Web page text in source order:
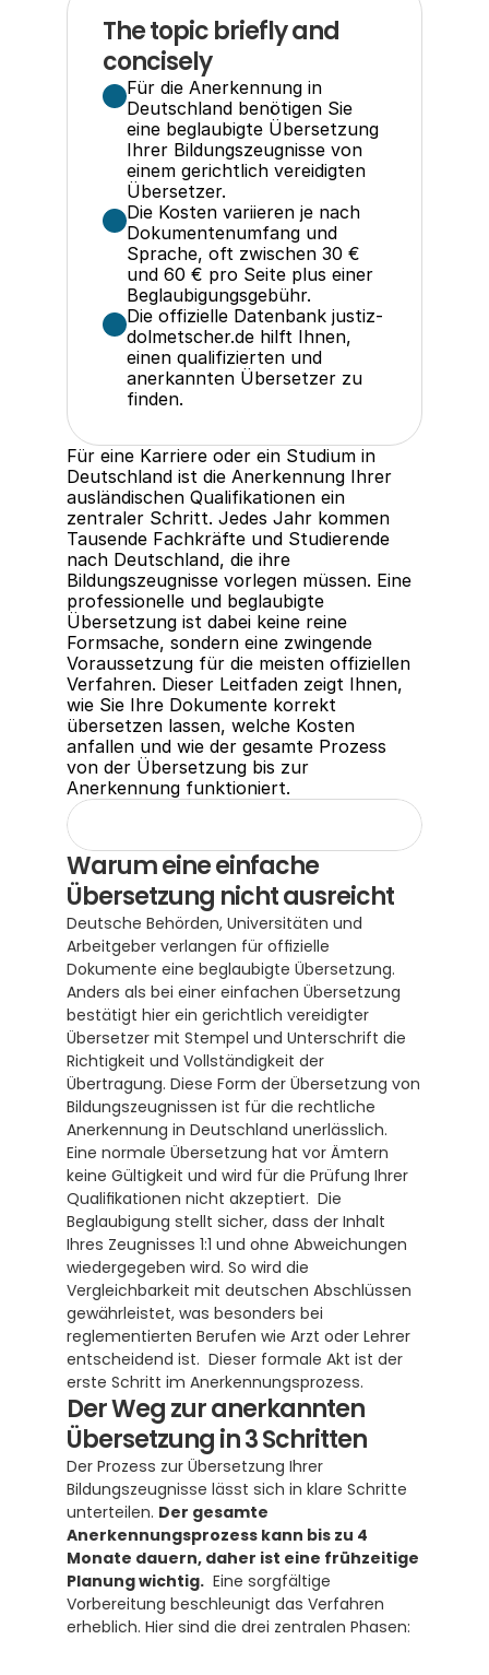
The topic briefly and
concisely
Für die Anerkennung in
Deutschland benötigen Sie
eine beglaubigte Übersetzung
Ihrer Bildungszeugnisse von
einem gerichtlich vereidigten
Übersetzer.
Die Kosten variieren je nach
Dokumentenumfang und
Sprache, oft zwischen 30 €
und 60 € pro Seite plus einer
Beglaubigungsgebühr.
Die offizielle Datenbank justiz-
dolmetscher.de hilft Ihnen,
einen qualifizierten und
anerkannten Übersetzer zu
finden.
Für eine Karriere oder ein Studium in
Deutschland ist die Anerkennung Ihrer
ausländischen Qualifikationen ein
zentraler Schritt. Jedes Jahr kommen
Tausende Fachkräfte und Studierende
nach Deutschland, die ihre
Bildungszeugnisse vorlegen müssen. Eine
professionelle und beglaubigte
Übersetzung ist dabei keine reine
Formsache, sondern eine zwingende
Voraussetzung für die meisten offiziellen
Verfahren. Dieser Leitfaden zeigt Ihnen,
wie Sie Ihre Dokumente korrekt
übersetzen lassen, welche Kosten
anfallen und wie der gesamte Prozess
von der Übersetzung bis zur
Anerkennung funktioniert.
Warum eine einfache
Übersetzung nicht ausreicht
Deutsche Behörden, Universitäten und
Arbeitgeber verlangen für offizielle
Dokumente eine beglaubigte Übersetzung.
Anders als bei einer einfachen Übersetzung
bestätigt hier ein gerichtlich vereidigter
Übersetzer mit Stempel und Unterschrift die
Richtigkeit und Vollständigkeit der
Übertragung. Diese Form der Übersetzung von
Bildungszeugnissen ist für die rechtliche
Anerkennung in Deutschland unerlässlich.
Eine normale Übersetzung hat vor Ämtern
keine Gültigkeit und wird für die Prüfung Ihrer
Qualifikationen nicht akzeptiert.  Die
Beglaubigung stellt sicher, dass der Inhalt
Ihres Zeugnisses 1:1 und ohne Abweichungen
wiedergegeben wird. So wird die
Vergleichbarkeit mit deutschen Abschlüssen
gewährleistet, was besonders bei
reglementierten Berufen wie Arzt oder Lehrer
entscheidend ist.  Dieser formale Akt ist der
erste Schritt im Anerkennungsprozess.
Der Weg zur anerkannten
Übersetzung in 3 Schritten
Der Prozess zur Übersetzung Ihrer
Bildungszeugnisse lässt sich in klare Schritte
unterteilen. Der gesamte
Anerkennungsprozess kann bis zu 4
Monate dauern, daher ist eine frühzeitige
Planung wichtig.
  Eine sorgfältige
Vorbereitung beschleunigt das Verfahren
erheblich. Hier sind die drei zentralen Phasen: